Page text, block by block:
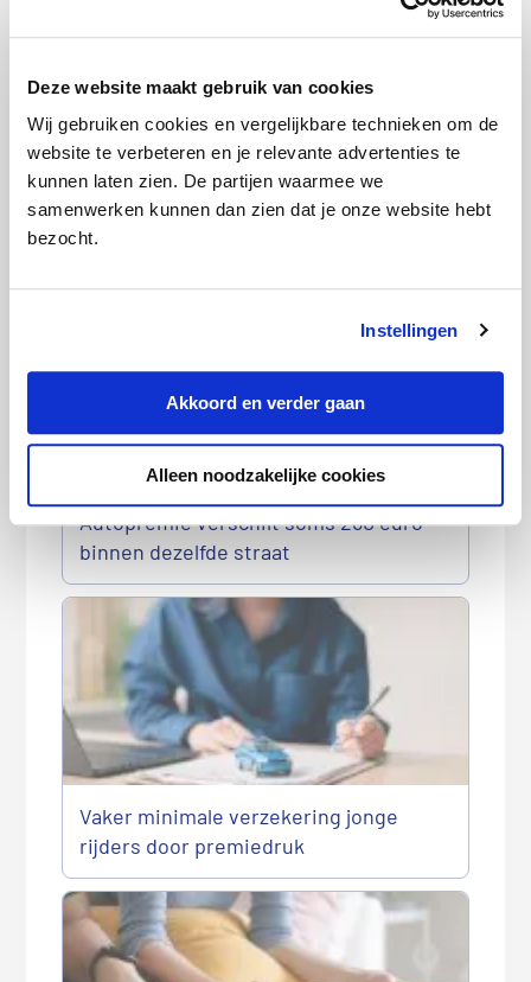
Deze website maakt gebruik van cookies
Wij gebruiken cookies en vergelijkbare technieken om de
website te verbeteren en je relevante advertenties te
kunnen laten zien. De partijen waarmee we
samenwerken kunnen dan zien dat je onze website hebt
bezocht.
Instellingen
Akkoord en verder gaan
Alleen noodzakelijke cookies
‘Buitenkans alweer voorbij maar nieuw
Autopremie verschilt soms 260 euro
binnen dezelfde straat
Vaker minimale verzekering jonge
rijders door premiedruk